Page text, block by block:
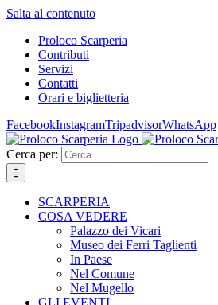
Salta al contenuto
Proloco Scarperia
Contributi
Servizi
Contatti
Orari e biglietteria
FacebookInstagramTripadvisorWhatsApp
Cerca per:
SCARPERIA
COSA VEDERE
Palazzo dei Vicari
Museo dei Ferri Taglienti
In Paese
Nel Comune
Nel Mugello
GLI EVENTI